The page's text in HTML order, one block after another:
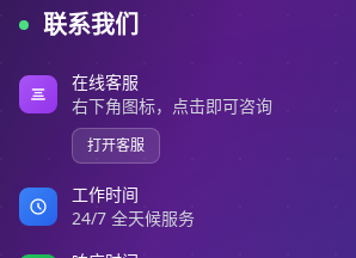
联系我们
在线客服
右下角图标，点击即可咨询
打开客服
工作时间
24/7 全天候服务